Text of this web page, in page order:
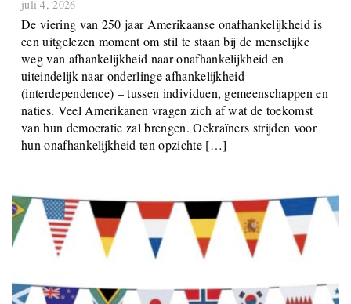
De viering van 250 jaar Amerikaanse onafhankelijkheid is
een uitgelezen moment om stil te staan ​​bij de menselijke
weg van afhankelijkheid naar onafhankelijkheid en
uiteindelijk naar onderlinge afhankelijkheid
(interdependence) – tussen individuen, gemeenschappen en
naties. Veel Amerikanen vragen zich af wat de toekomst
van hun democratie zal brengen. Oekraïners strijden voor
hun onafhankelijkheid ten opzichte […]